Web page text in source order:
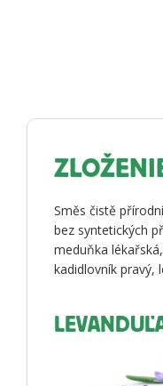
Směs čistě
bez syntetických
meduňka
kadidlovník pravý,